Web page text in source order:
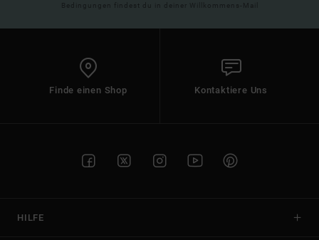
Bedingungen findest du in deiner Willkommens-Mail
Finde einen Shop Kontaktiere Uns
HILFE